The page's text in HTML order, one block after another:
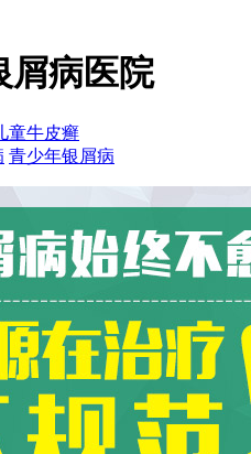
屑病医院
童牛皮癣
青少年银屑病